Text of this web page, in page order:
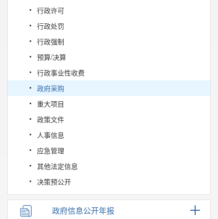
行政许可
行政处罚
行政强制
预算/决算
行政事业性收费
政府采购
重大项目
政策文件
人事信息
应急管理
其他法定信息
决策预公开
政府信息公开年报